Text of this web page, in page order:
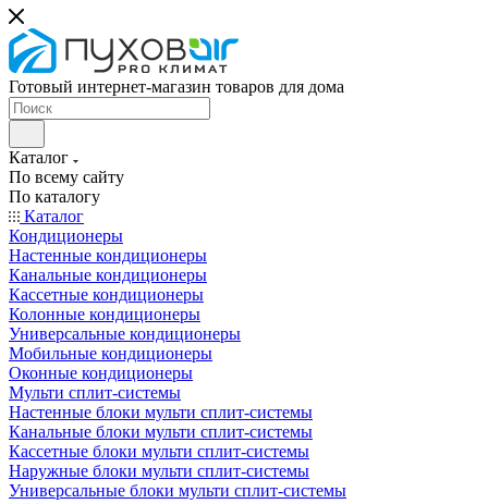
Готовый интернет-магазин товаров для дома
Каталог
По всему сайту
По каталогу
Каталог
Кондиционеры
Настенные кондиционеры
Канальные кондиционеры
Кассетные кондиционеры
Колонные кондиционеры
Универсальные кондиционеры
Мобильные кондиционеры
Оконные кондиционеры
Мульти сплит-системы
Настенные блоки мульти сплит-системы
Канальные блоки мульти сплит-системы
Кассетные блоки мульти сплит-системы
Наружные блоки мульти сплит-системы
Универсальные блоки мульти сплит-системы